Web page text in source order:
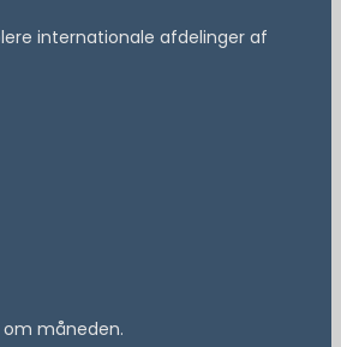
internationale afdelinger af
måneden.